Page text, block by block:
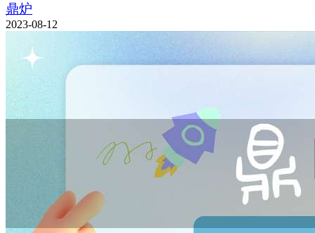
鼎炉
2023-08-12